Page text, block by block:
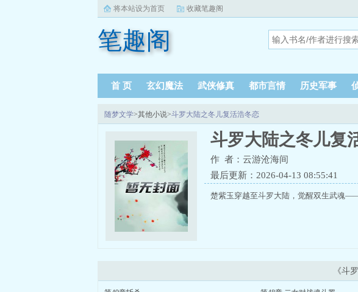
将本站设为首页 收藏笔趣阁
笔趣阁
首 页 玄幻魔法 武侠修真 都市言情 历史军事
随梦文学>其他小说>斗罗大陆之冬儿复活浩冬恋
斗罗大陆之冬儿复
作 者：云游沧海间
最后更新：2026-04-13 08:55:41
楚紫玉穿越至斗罗大陆，觉醒双生武魂
《斗